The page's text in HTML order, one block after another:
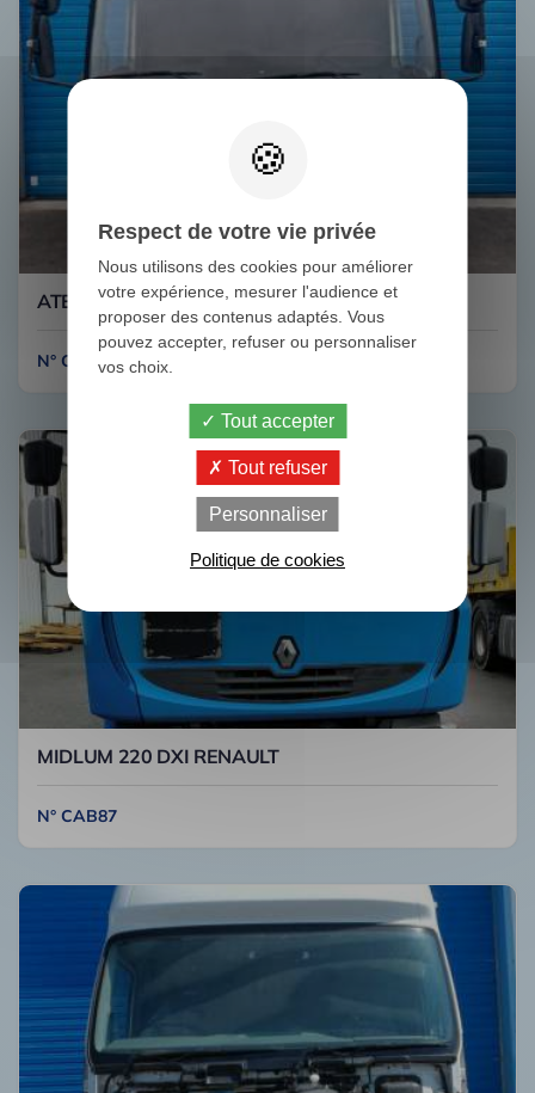
ATEGO 18.28 CABINE COURTE MERCEDES
N° CAB77
MIDLUM 220 DXI RENAULT
N° CAB87
Respect de votre vie privée
Nous utilisons des cookies pour améliorer
votre expérience, mesurer l'audience et
proposer des contenus adaptés. Vous
pouvez accepter, refuser ou personnaliser
vos choix.
Tout accepter
Tout refuser
Personnaliser
Politique de cookies